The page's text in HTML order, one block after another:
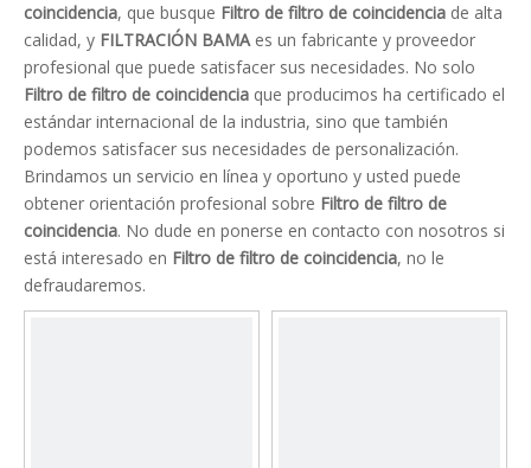
coincidencia, que busque Filtro de filtro de coincidencia de alta
calidad, y FILTRACIÓN BAMAes un fabricante y proveedor
profesional que puede satisfacer sus necesidades. No solo
Filtro de filtro de coincidencia que producimos ha certificado el
estándar internacional de la industria, sino que también
podemos satisfacer sus necesidades de personalización.
Brindamos un servicio en línea y oportuno y usted puede
obtener orientación profesional sobre Filtro de filtro de
coincidencia. No dude en ponerse en contacto con nosotros si
está interesado en Filtro de filtro de coincidencia, no le
defraudaremos.